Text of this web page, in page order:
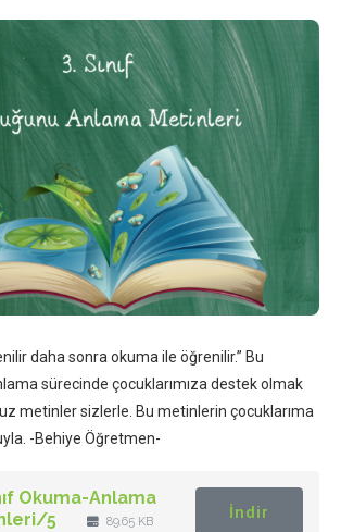
daha sonra okuma ile öğrenilir.” Bu
sürecinde çocuklarımıza destek olmak
metinler sizlerle. Bu metinlerin çocuklarıma
-Behiye Öğretmen-
Okuma-Anlama
5
89.65 KB
İndir